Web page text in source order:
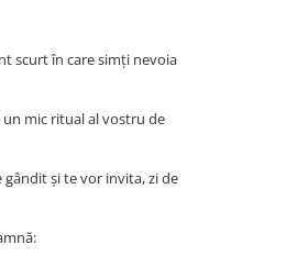
scurt în care simți nevoia
mic ritual al vostru de
și te vor invita, zi de